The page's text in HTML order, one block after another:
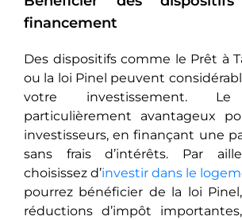
financement
Des dispositifs comme le Prêt à
ou la loi Pinel peuvent
votre investissement.
particulièrement avantageux
investisseurs, en finançant une
sans frais d’intérêts. Par
choisissez d’investir dans le
pourrez bénéficier de la loi
réductions d’impôt